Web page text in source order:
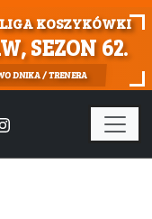
KOSZYKÓWKI
SEZON 62.
/ TRENERA